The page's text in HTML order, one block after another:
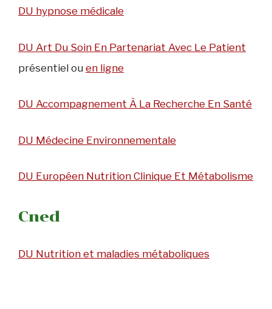
DU hypnose médicale
DU Art Du Soin En Partenariat Avec Le Patient
présentiel ou en ligne
DU Accompagnement À La Recherche En Santé
DU Médecine Environnementale
DU Européen Nutrition Clinique Et Métabolisme
Cned
DU Nutrition et maladies métaboliques